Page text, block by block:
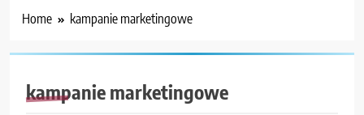
Home kampanie marketingowe
kampanie marketingowe